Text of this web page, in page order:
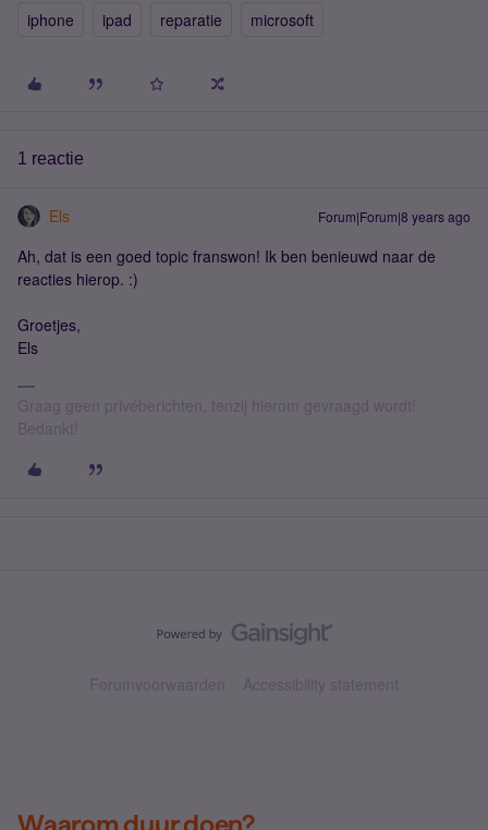
iphone ipad reparatie microsoft
1 reactie
Els Forum|Forum|8 years ago
Ah, dat is een goed topic franswon! Ik ben benieuwd naar de
reacties hierop. :)
Groetjes,
Els
Graag geen privéberichten, tenzij hierom gevraagd wordt!
Bedankt!
Forumvoorwaarden Accessibility statement
Waarom duur doen?